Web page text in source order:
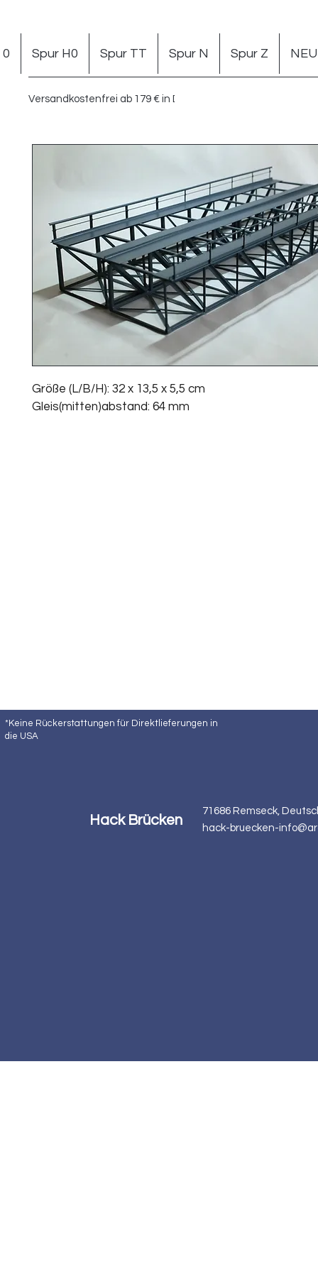
Versandkostenfrei ab 179 € in DE
0 Spur H0 Spur TT Spur N Spur Z
Größe (L/B/H): 32 x 13,5 x 5,5 cm
Gleis(mitten)abstand: 64 mm
*Keine Rückerstattungen für Direktlieferungen in
die USA
Hack Brücken
71686 Remseck,
hack-bruecken-